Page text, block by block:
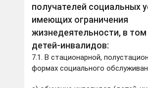
получателей социальных
имеющих ограничения
жизнедеятельности, в том
детей-инвалидов:
7.1. В стационарной,
формах социального